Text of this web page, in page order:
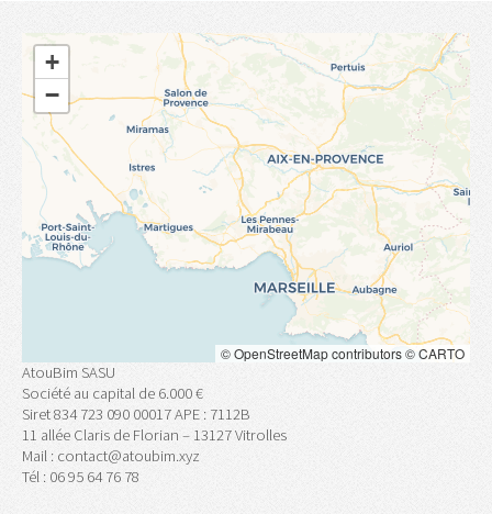
+
−
©OpenStreetMapcontributors ©CARTO
AtouBim SASU
Société au capital de 6.000 €
Siret 834 723 090 00017 APE : 7112B
11 allée Claris de Florian – 13127 Vitrolles
Mail : contact@atoubim.xyz
Tél : 06 95 64 76 78